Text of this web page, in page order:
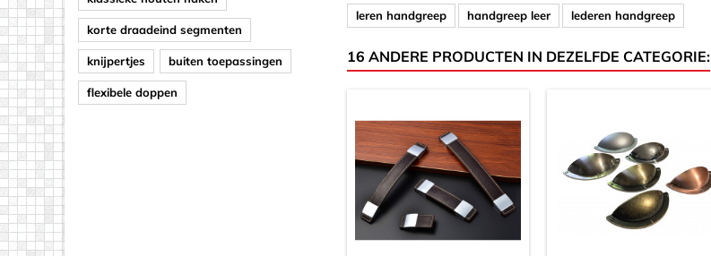
korte draadeind segmenten
knijpertjes buiten toepassingen
flexibele doppen
leren handgreep handgreep leer lederen handgreep
16 ANDERE PRODUCTEN IN DEZELFDE CATEGORIE: